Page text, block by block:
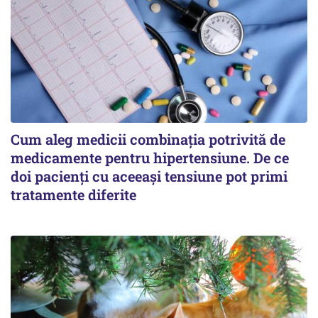
Cum aleg medicii combinația potrivită de
medicamente pentru hipertensiune. De ce
doi pacienți cu aceeași tensiune pot primi
tratamente diferite